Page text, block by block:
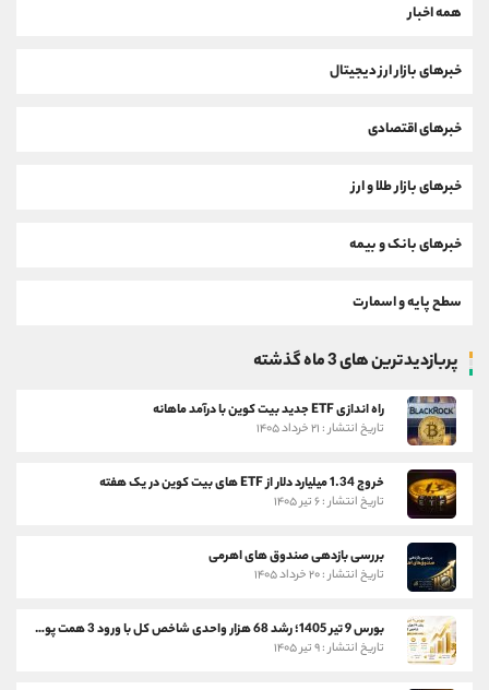
همه اخبار
خبرهای بازار ارز دیجیتال
خبرهای اقتصادی
خبرهای بازار طلا و ارز
خبرهای بانک و بیمه
سطح پایه و اسمارت
پربازدیدترین های 3 ماه گذشته
راه اندازی ETF جدید بیت کوین با درآمد ماهانه
تاریخ انتشار : ۲۱ خرداد ۱۴۰۵
خروج 1.34 میلیارد دلار از ETF های بیت کوین در یک هفته
تاریخ انتشار : ۶ تیر ۱۴۰۵
بررسی بازدهی صندوق های اهرمی
تاریخ انتشار : ۲۰ خرداد ۱۴۰۵
بورس 9 تیر 1405؛ رشد 68 هزار واحدی شاخص کل با ورود 3 همت پول حقیقی
تاریخ انتشار : ۹ تیر ۱۴۰۵